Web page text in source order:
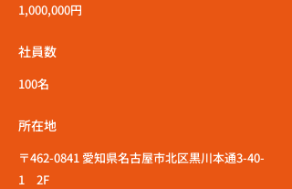
1,000,000円
社員数
100名
所在地
〒462-0841 愛知県名古屋市北区黒川本通3-40-
1 2F